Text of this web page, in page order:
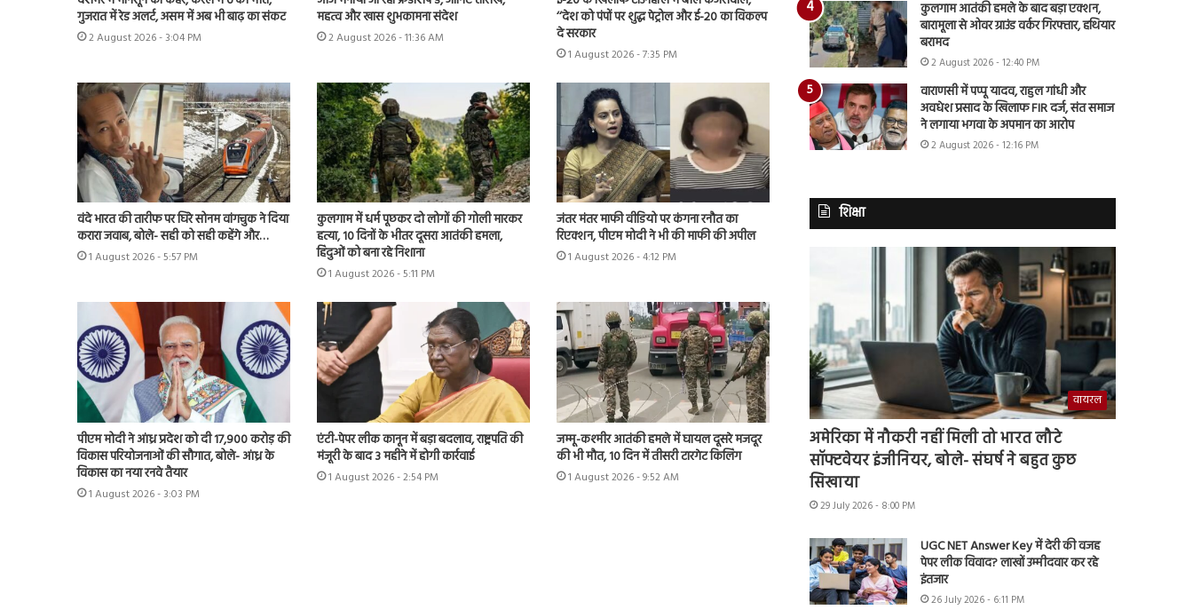
गुजरात में रेड अलर्ट, असम में अब भी बाढ़ का संकट
2 August 2026 - 3:04 PM
महत्व और खास शुभकामना संदेश
2 August 2026 - 11:36 AM
‘‘देश को पंपों पर शुद्ध पेट्रोल और ई-20 का विकल्प
दे सरकार
1 August 2026 - 7:35 PM
वंदे भारत की तारीफ पर घिरे सोनम वांगचुक ने दिया
करारा जवाब, बोले- सही को सही कहेंगे और…
1 August 2026 - 5:57 PM
कुलगाम में धर्म पूछकर दो लोगों की गोली मारकर
हत्या, 10 दिनों के भीतर दूसरा आतंकी हमला,
हिंदुओं को बना रहे निशाना
1 August 2026 - 5:11 PM
जंतर मंतर माफी वीडियो पर कंगना रनौत का
रिएक्शन, पीएम मोदी ने भी की माफी की अपील
1 August 2026 - 4:12 PM
पीएम मोदी ने आंध्र प्रदेश को दी 17,900 करोड़ की
विकास परियोजनाओं की सौगात, बोले- आंध्र के
विकास का नया रनवे तैयार
1 August 2026 - 3:03 PM
एंटी-पेपर लीक कानून में बड़ा बदलाव, राष्ट्रपति की
मंजूरी के बाद 3 महीने में होगी कार्रवाई
1 August 2026 - 2:54 PM
जम्मू-कश्मीर आतंकी हमले में घायल दूसरे मजदूर
की भी मौत, 10 दिन में तीसरी टारगेट किलिंग
1 August 2026 - 9:52 AM
कुलगाम आतंकी हमले के बाद बड़ा एक्शन,
बारामूला से ओवर ग्राउंड वर्कर गिरफ्तार, हथियार
बरामद
2 August 2026 - 12:40 PM
वाराणसी में पप्पू यादव, राहुल गांधी और
अवधेश प्रसाद के खिलाफ FIR दर्ज, संत समाज
ने लगाया भगवा के अपमान का आरोप
2 August 2026 - 12:16 PM
शिक्षा
वायरल
अमेरिका में नौकरी नहीं मिली तो भारत लौटे
सॉफ्टवेयर इंजीनियर, बोले- संघर्ष ने बहुत कुछ
सिखाया
29 July 2026 - 8:00 PM
UGC NET Answer Key में देरी की वजह
पेपर लीक विवाद? लाखों उम्मीदवार कर रहे
इंतजार
26 July 2026 - 6:11 PM